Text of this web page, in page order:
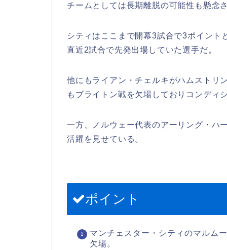
チームとしては長期離脱の可能性も懸念
シティはここまで開幕3試合で3ポイント
直近2試合で先発出場していた選手だ。
他にもライアン・チェルキがハムストリ
もブライトン戦を欠場しておりコンディ
一方、ノルウェー代表のアーリング・ハ
活躍を見せている。
ポイント
マンチェスター・シティのマルム
欠場。